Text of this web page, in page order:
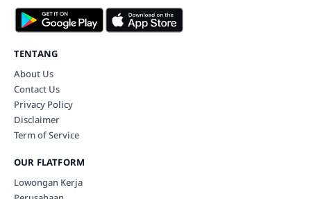
TENTANG
About Us
Contact Us
Privacy Policy
Disclaimer
Term of Service
OUR FLATFORM
Lowongan Kerja